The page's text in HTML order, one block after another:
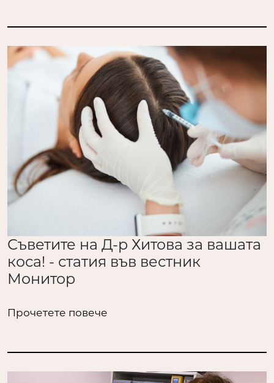
Съветите на Д-р Хитова за вашата
коса! - статия във вестник
Монитор
Прочетете повече